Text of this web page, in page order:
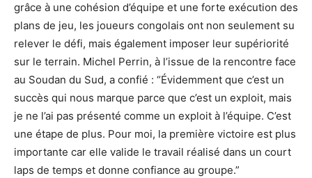
grâce à une cohésion d’équipe et une forte exécution des
plans de jeu, les joueurs congolais ont non seulement su
relever le défi, mais également imposer leur supériorité
sur le terrain. Michel Perrin, à l’issue de la rencontre face
au Soudan du Sud, a confié : “Évidemment que c’est un
succès qui nous marque parce que c’est un exploit, mais
je ne l’ai pas présenté comme un exploit à l’équipe. C’est
une étape de plus. Pour moi, la première victoire est plus
importante car elle valide le travail réalisé dans un court
laps de temps et donne confiance au groupe.”